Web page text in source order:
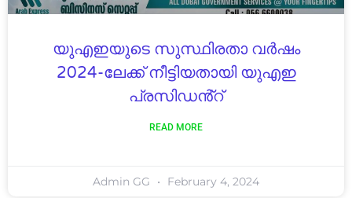
യുഎഇയുടെ സുസ്ഥിരതാ വർഷം
2024-ലേക്ക് നീട്ടിയതായി യുഎഇ
പ്രസിഡൻ്റ്
READ MORE
Admin GG February 4, 2024